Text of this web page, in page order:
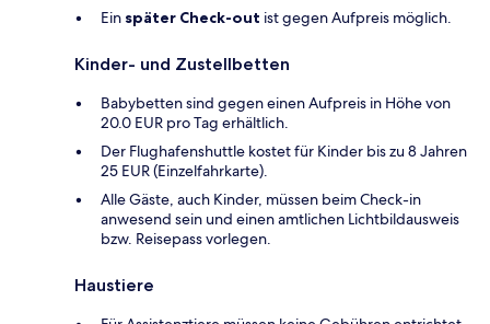
Ein später Check-out ist gegen Aufpreis möglich.
Kinder- und Zustellbetten
Babybetten sind gegen einen Aufpreis in Höhe von
20.0 EUR pro Tag erhältlich.
Der Flughafenshuttle kostet für Kinder bis zu 8 Jahren
25 EUR (Einzelfahrkarte).
Alle Gäste, auch Kinder, müssen beim Check-in
anwesend sein und einen amtlichen Lichtbildausweis
bzw. Reisepass vorlegen.
Haustiere